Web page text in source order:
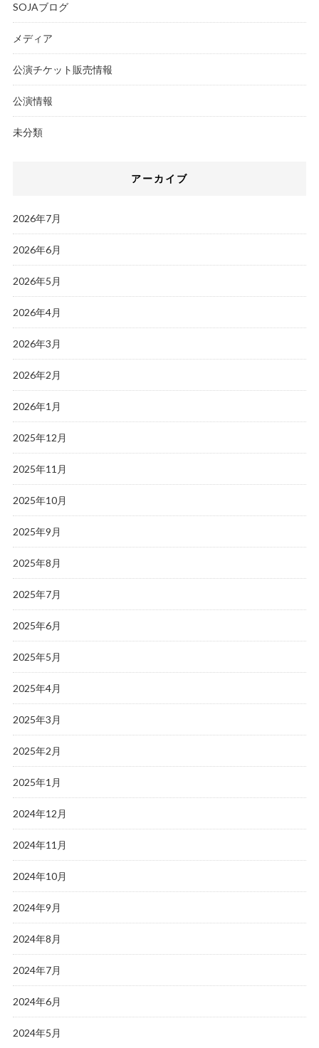
SOJAブログ
メディア
公演チケット販売情報
公演情報
未分類
アーカイブ
2026年7月
2026年6月
2026年5月
2026年4月
2026年3月
2026年2月
2026年1月
2025年12月
2025年11月
2025年10月
2025年9月
2025年8月
2025年7月
2025年6月
2025年5月
2025年4月
2025年3月
2025年2月
2025年1月
2024年12月
2024年11月
2024年10月
2024年9月
2024年8月
2024年7月
2024年6月
2024年5月